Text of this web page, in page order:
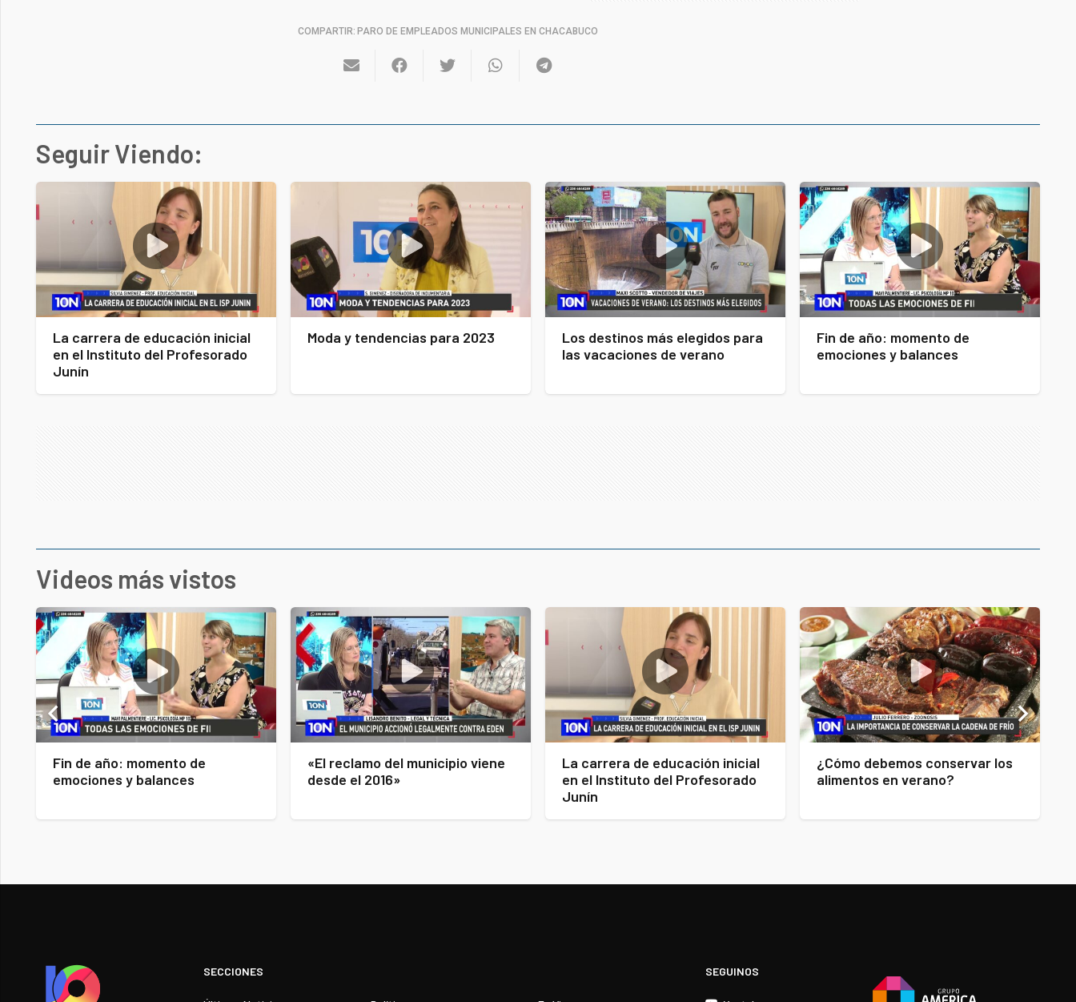
COMPARTIR: PARO DE EMPLEADOS MUNICIPALES EN CHACABUCO
Seguir Viendo:
La carrera de educación inicial
en el Instituto del Profesorado
Junín
Moda y tendencias para 2023
Los destinos más elegidos para
las vacaciones de verano
Fin de año: momento de
emociones y balances
Videos más vistos
Fin de año: momento de
emociones y balances
«El reclamo del municipio viene
desde el 2016»
La carrera de educación inicial
en el Instituto del Profesorado
Junín
¿Cómo debemos conservar los
alimentos en verano?
SECCIONES SEGUINOS